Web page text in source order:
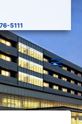
5111